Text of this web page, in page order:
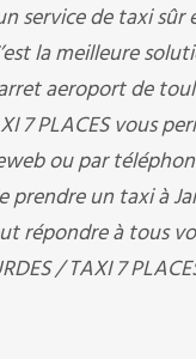
service de taxi
la meilleure
aeroport de
7 PLACES vous
ou par
prendre un taxi à
répondre à tous
/ TAXI 7